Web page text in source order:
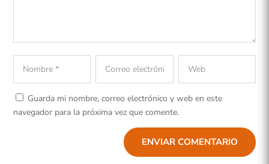
Guarda mi nombre, correo electrónico y web en este
navegador para la próxima vez que comente.
ENVIAR COMENTARIO